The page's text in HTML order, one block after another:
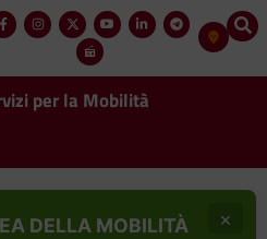
per la Mobilità
DELLA MOBILITÀ
×